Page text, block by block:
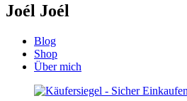
Joél Joél
Blog
Shop
Über mich